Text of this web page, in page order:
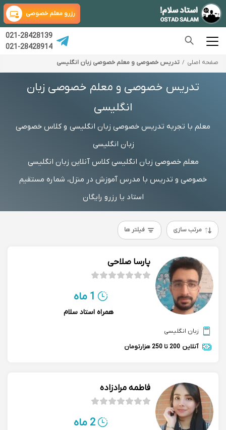
رزرو معلم خصوصی
021-28428139
021-28428914
صفحه اصلی تدریس خصوصی و معلم خصوصی زبان انگلیسی
تدریس خصوصی و معلم خصوصی زبان
انگلیسی
معلم با تجربه تدریس خصوصی زبان انگلیسی و کلاس خصوصی
زبان انگلیسی
معلم خصوصی زبان انگلیسی کلاس آنلاین زبان انگلیسی
خصوصی و تدریس با مدرس آموزش در منزل، شماره مستقیم
استاد یا رزرو رایگان
مرتب سازی فیلتر ها
پارسا صلاحی
1 ماه
همراه استاد سلام
زبان انگلیسی
آنلاین 200 تا 250 هزارتومان
فاطمه مرادزاده
2 ماه